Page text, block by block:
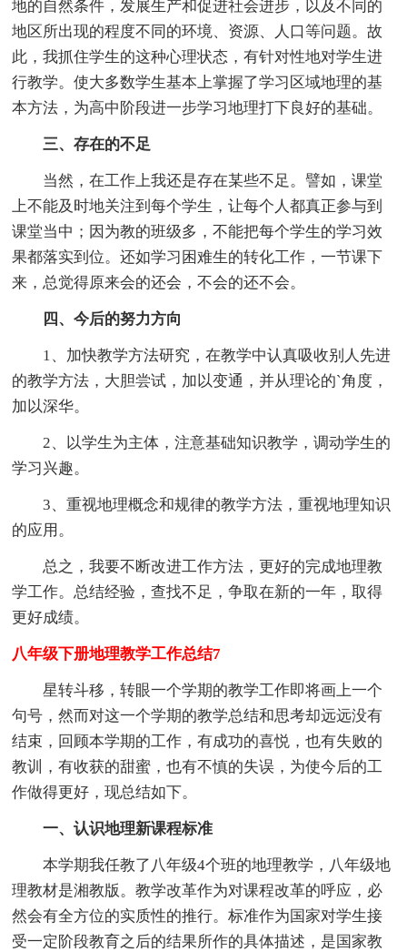
地的自然条件，发展生产和促进社会进步，以及不同的
地区所出现的程度不同的环境、资源、人口等问题。故
此，我抓住学生的这种心理状态，有针对性地对学生进
行教学。使大多数学生基本上掌握了学习区域地理的基
本方法，为高中阶段进一步学习地理打下良好的基础。
三、存在的不足
当然，在工作上我还是存在某些不足。譬如，课堂
上不能及时地关注到每个学生，让每个人都真正参与到
课堂当中；因为教的班级多，不能把每个学生的学习效
果都落实到位。还如学习困难生的转化工作，一节课下
来，总觉得原来会的还会，不会的还不会。
四、今后的努力方向
1、加快教学方法研究，在教学中认真吸收别人先进
的教学方法，大胆尝试，加以变通，并从理论的`角度，
加以深华。
2、以学生为主体，注意基础知识教学，调动学生的
学习兴趣。
3、重视地理概念和规律的教学方法，重视地理知识
的应用。
总之，我要不断改进工作方法，更好的完成地理教
学工作。总结经验，查找不足，争取在新的一年，取得
更好成绩。
八年级下册地理教学工作总结7
星转斗移，转眼一个学期的教学工作即将画上一个
句号，然而对这一个学期的教学总结和思考却远远没有
结束，回顾本学期的工作，有成功的喜悦，也有失败的
教训，有收获的甜蜜，也有不慎的失误，为使今后的工
作做得更好，现总结如下。
一、认识地理新课程标准
本学期我任教了八年级4个班的地理教学，八年级地
理教材是湘教版。教学改革作为对课程改革的呼应，必
然会有全方位的实质性的推行。标准作为国家对学生接
受一定阶段教育之后的结果所作的具体描述，是国家教